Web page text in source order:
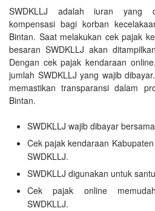
SWDKLLJ adalah iuran yang
kompensasi bagi korban
Bintan. Saat melakukan cek pajak
besaran SWDKLLJ akan
Dengan cek pajak kendaraan
jumlah SWDKLLJ yang wajib
memastikan transparansi dalam
Bintan.
SWDKLLJ wajib dibayar
Cek pajak kendaraan
SWDKLLJ.
SWDKLLJ digunakan untuk
Cek pajak online
SWDKLLJ.